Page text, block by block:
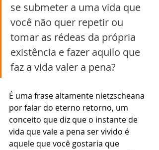
se submeter a uma vida que
você não quer repetir ou
tomar as rédeas da própria
existência e fazer aquilo que
faz a vida valer a pena?
É uma frase altamente nietzscheana
por falar do eterno retorno, um
conceito que diz que o instante de
vida que vale a pena ser vivido é
aquele que você gostaria que